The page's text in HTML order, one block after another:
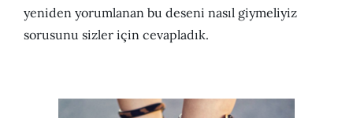
yeniden yorumlanan bu deseni nasıl giymeliyiz
sorusunu sizler için cevapladık.